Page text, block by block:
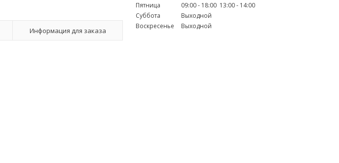
Информация для заказа
Пятница
09:00 18:00 13:00
14:00
Суббота
Выходной
Воскресенье
Выходной